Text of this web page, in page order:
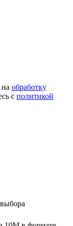
обработку
с политикой